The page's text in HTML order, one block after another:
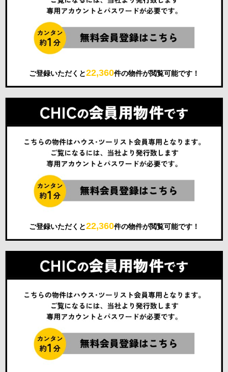
ご登録いただくと22,360件の物件が閲覧可能です！
ご登録いただくと22,360件の物件が閲覧可能です！